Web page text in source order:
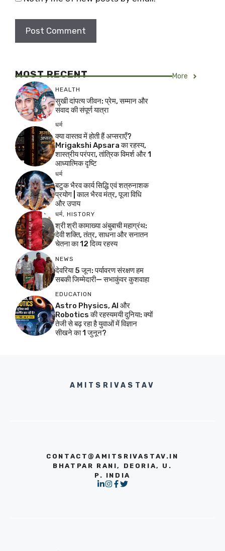
MOST RECENT More
HEALTH
सुखी दांपत्य जीवन: प्रेम, सम्मान और
संवाद की संपूर्ण यात्रा
धर्म
क्या वास्तव में होती हैं अप्सराएँ?
Mrigakshi Apsara का रहस्य,
शास्त्रीय परंपरा, तांत्रिक विमर्श और 1
आध्यात्मिक दृष्टि
धर्म
बटुक भैरव कार्य सिद्धि एवं शत्रुनाशक
प्रयोग | काल भैरव मंत्र, पूजा विधि
और उपाय
धर्म, HISTORY
श्री श्री कामाख्या अंबुबाची महाग्रंथ:
देवी शक्ति, तंत्र, साधना और सनातन
चेतना का 12 दिव्य रहस्य
NEWS
देवरिया 5 जून: पर्यावरण संरक्षण हम
सबकी जिम्मेदारी— सभाकुंवर कुशवाहा
EDUCATION
Astro Physics, AI और
Robotics की रहस्यमयी दुनिया: क्यों
तेजी से बढ़ रहा है युवाओं में विज्ञान
सीखने का 1 जुनून?
AMITSRIVASTAV
CONTACT@AMITSRIVASTAV.IN
BHATPAR RANI, DEORIA, U.
P. INDIA